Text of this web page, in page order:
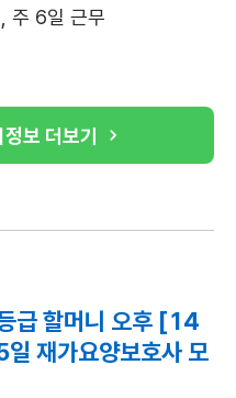
주 6일 근무
정보 더보기
급 할머니 오후 [14
재가요양보호사 모